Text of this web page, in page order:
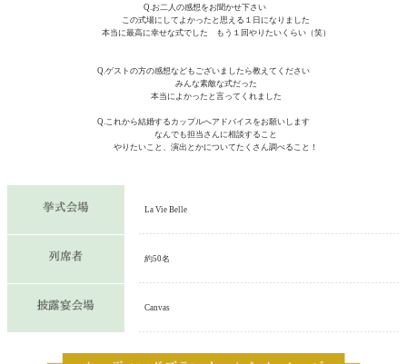
Q.お二人の感想をお聞かせ下さい
この式場にしてよかったと思える１日になりました
本当に最高に幸せな式でした もう１回やりたいくらい（笑）
Q.ゲストの方の感想などもございましたら教えてください
みんな素敵な式だった
本当によかったと言ってくれました
Q.これから結婚するカップルへアドバイスをお願いします
なんでも担当さんに相談すること
やりたいこと、演出とかについてたくさん調べること！
La Vie Belle
約50名
Canvas